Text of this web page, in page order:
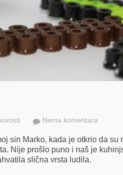
Nema komentara
sin Marko, kada je otkrio da
Nije prošlo puno i naš je
slična vrsta ludila.